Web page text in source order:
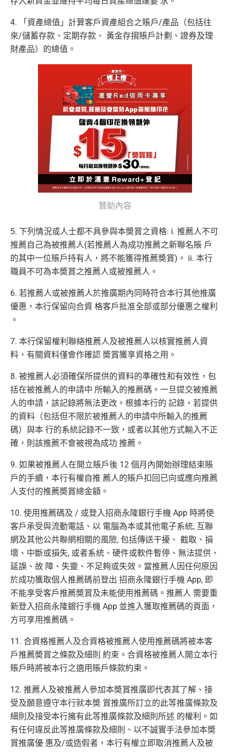
4. 「資產總值」計算客戶資產組合之賬戶/產品（包括往
來/儲蓄存款、定期存款、 黃金存摺賬戶計劃、證券及理
財產品）的總值。
贊助內容
5. 下列情況或人士都不具參與本奬賞之資格: i. 推薦人不可
推薦自己為被推薦人(若推薦人為成功推薦之新聯名賬 戶
的其中一位賬戶持有人，將不能獲得推薦奬賞)。 ii. 本行
職員不可為本奬賞之推薦人或被推薦人。
6. 若推薦人或被推薦人於推廣期內同時符合本行其他推廣
優惠，本行保留向合資 格客戶批准全部或部分優惠之權利
。
7. 本行保留權利聯絡推薦人及被推薦人以核實推薦人資
料，有關資料僅會作確認 奬賞獲享資格之用。
8. 被推薦人必須確保所提供的資料的準確性和有效性，包
括在被推薦人的申請中 所輸入的推薦碼。一旦提交被推薦
人的申請，該記錄將無法更改。根據本行的 記錄，若提供
的資料（包括但不限於被推薦人的申請中所輸入的推薦
碼）與本 行的系統記錄不一致，或者以其他方式輸入不正
確，則該推薦不會被視為成功 推薦。
9. 如果被推薦人在開立賬戶後 12 個月內開始辦理結束賬
戶的手續，本行有權自推 薦人的賬戶扣回已向或應向推薦
人支付的推薦奬賞總金額。
10. 使用推薦碼及 / 或登入招商永隆銀行手機 App 時將使
客戶承受與流動電話、以 電腦為本或其他電子系統, 互聯
網及其他公共聯網相關的風險, 包括傳送干擾、 截取、損
壞、中斷或損失, 或者系統、硬件或軟件暫停、無法提供、
延誤、故 障、失靈、不足夠或失效。當推薦人因任何原因
於成功獲取個人推薦碼前登出 招商永隆銀行手機 App, 即
不能享受客戶推薦奬賞及未能使用推薦碼。推薦人 需要重
新登入招商永隆銀行手機 App 並進入獲取推薦碼的頁面，
方可享用推薦碼。
11. 合資格推薦人及合資格被推薦人使用推薦碼將被本客
戶推薦奬賞之條款及細則 約束。合資格被推薦人開立本行
賬戶時將被本行之適用賬戶條款約束。
12. 推薦人及被推薦人參加本奬賞推廣即代表其了解、接
受及願意遵守本行就本奬 賞推廣所訂立的此等推廣條款及
細則及接受本行擁有此等推廣條款及細則所述 的權利。如
有任何違反此等推廣條款及細則、以不誠實手法參加本奬
賞推廣優 惠及/或造假者，本行有權立即取消推薦人及被